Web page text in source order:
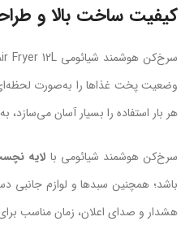
کیفیت ساخت بالا و
وضعیت پخت غذاها را به‌صورت لحظه‌ای
هر بار استفاده را بسیار آسان
سرخ‌کن هوشمند شیائومی با لایه
باشد؛ همچنین سبدها و لوازم
هشدار و صدای اعلان، زمان مناسب